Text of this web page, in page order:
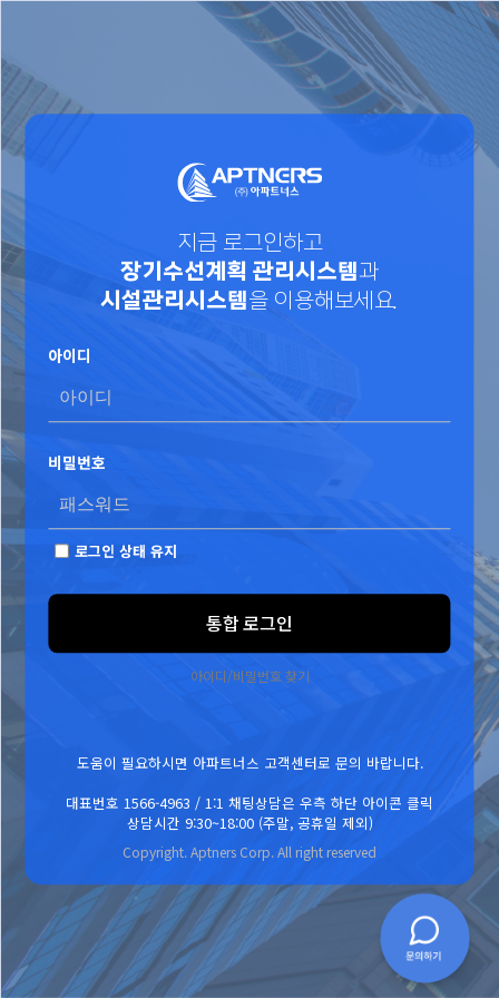
지금 로그인하고
장기수선계획 관리시스템과
시설관리시스템을 이용해보세요.
아이디
비밀번호
로그인 상태 유지
통합 로그인
아이디/비밀번호 찾기
도움이 필요하시면 아파트너스 고객센터로 문의 바랍니다.
대표번호 1566-4963 / 1:1 채팅상담은 우측 하단 아이콘 클릭
상담시간 9:30~18:00 (주말, 공휴일 제외)
Copyright. Aptners Corp. All right reserved